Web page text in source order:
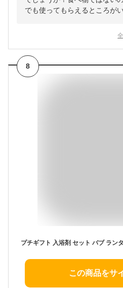
でも使ってもらえるところが
8
この商品をサ